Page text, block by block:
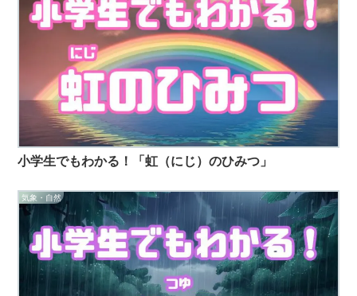
小学生でもわかる！「虹（にじ）のひみつ」
気象・自然